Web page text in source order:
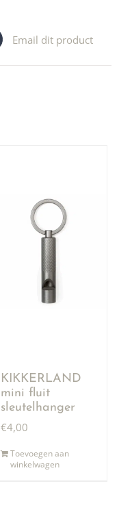
Email dit product
KIKKERLAND
mini fluit
sleutelhanger
€4,00
Toevoegen aan
winkelwagen